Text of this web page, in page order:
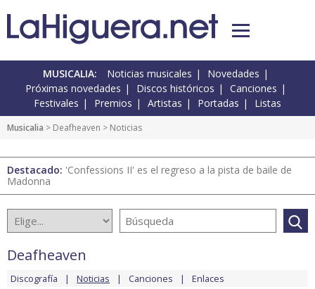
MUSICALIA: Noticias musicales
Novedades
Próximas novedades
Discos históricos
Canciones
Festivales
Premios Artistas Portadas Listas
Musicalia > Deafheaven > Noticias
Destacado: 'Confessions II' es el regreso a la pista de baile de
Madonna
Deafheaven
Discografía Noticias Canciones Enlaces